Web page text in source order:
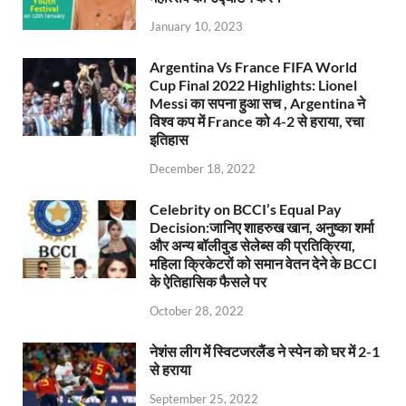
January 10, 2023
Argentina Vs France FIFA World
Cup Final 2022 Highlights: Lionel
Messi का सपना हुआ सच , Argentina ने
विश्व कप में France को 4-2 से हराया, रचा
इतिहास
December 18, 2022
Celebrity on BCCI’s Equal Pay
Decision:जानिए शाहरुख खान, अनुष्का शर्मा
और अन्य बॉलीवुड सेलेब्स की प्रतिक्रिया,
महिला क्रिकेटरों को समान वेतन देने के BCCI
के ऐतिहासिक फैसले पर
October 28, 2022
नेशंस लीग में स्विटजरलैंड ने स्पेन को घर में 2-1
से हराया
September 25, 2022